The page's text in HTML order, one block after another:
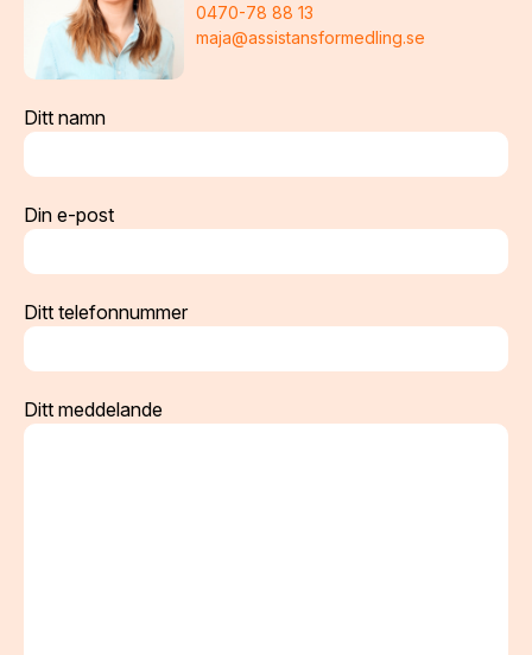
0470-78 88 13
maja@assistansformedling.se
Ditt namn
Din e-post
Ditt telefonnummer
Ditt meddelande